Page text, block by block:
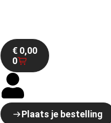
€ 0,00
0
Plaats je bestelling